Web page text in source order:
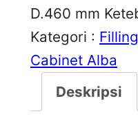
D.460 mm
Kategori :
Cabinet Alba
Deskripsi